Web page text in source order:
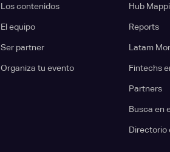
Los contenidos
El equipo
Ser partner
Organiza tu evento
Hub
Reports
Latam
Fintechs
Partners
Busca en
Directorio